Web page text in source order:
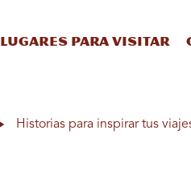
Lugares para visitar
Historias para inspirar tus